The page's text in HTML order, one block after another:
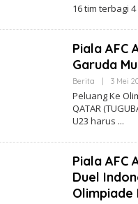
16 tim terbagi
Piala AFC
Garuda
Berita 3 Mei
Peluang Ke
QATAR
U23 harus
Piala AFC
Duel
Olimpiade